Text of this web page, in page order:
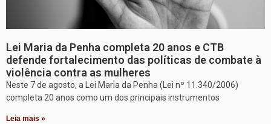
Lei Maria da Penha completa 20 anos e CTB
defende fortalecimento das políticas de combate à
violência contra as mulheres
Neste 7 de agosto, a Lei Maria da Penha (Lei nº 11.340/2006)
completa 20 anos como um dos principais instrumentos
Leia mais »